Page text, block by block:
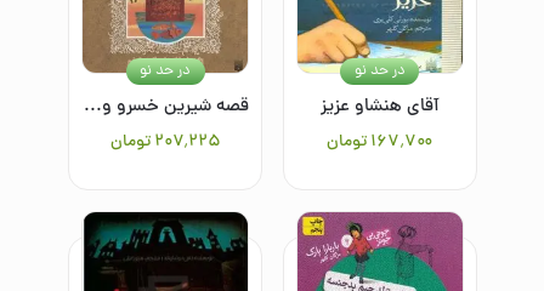
آقای هنشاو عزیز
۱۶۷٬۷۰۰تومان
در حد نو
قصه شیرین خسرو و شیرین
۲۰۷٬۲۲۵ تومان
در حد نو